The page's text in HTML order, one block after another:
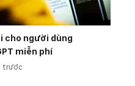
cho người dùng
miễn phí
trước